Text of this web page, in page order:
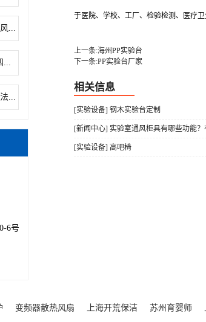
...
...
...
6号
于医院、学校、工厂、检验检测、医疗
上一条:海州PP实验台
下一条:PP实验台厂家
相关信息
[实验设备] 钢木实验台定制
[新闻中心] 实验室通风柜具有哪些功能？
[实验设备] 高吧椅
变频器散热风扇 上海开荒保洁 苏州育婴师